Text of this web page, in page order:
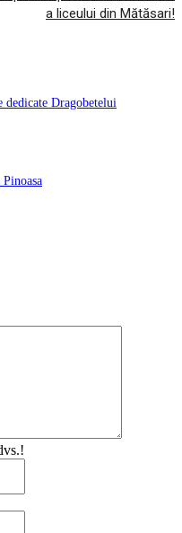
a liceului din Mătăsari!
dedicate Dragobetelui